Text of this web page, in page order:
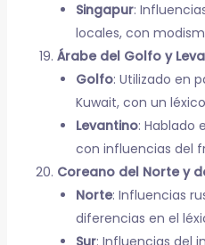
Singapur:
locales, con
Árabe del Golfo y
Golfo: Utilizado en
Kuwait, con un
Levantino: Hablado
con influencias del
Coreano del Norte y
Norte: Influencias
diferencias en el